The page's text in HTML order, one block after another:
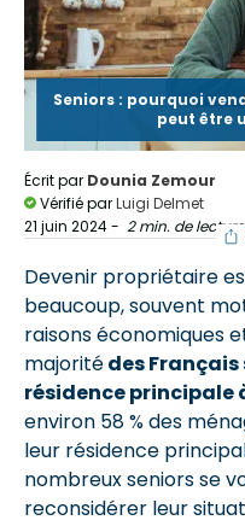
Seniors : pourquoi
peut être
Écrit par Dounia Zemour
Vérifié parLuigi Delmet
21 juin 2024- 2 min. de lecture
Devenir propriétaire
beaucoup, souvent
raisons économiques
majoritédes
résidence principale
environ 58 % des
leur résidence
nombreux seniors se
reconsidérer leur